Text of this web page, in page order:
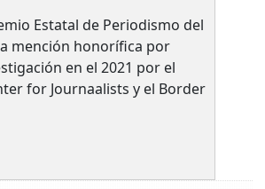
Estatal de Periodismo del
mención honorífica por
en el 2021 por el
for Journaalists y el Border